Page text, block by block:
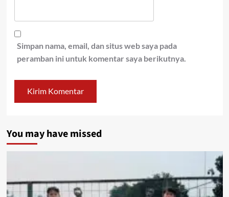
Simpan nama, email, dan situs web saya pada
peramban ini untuk komentar saya berikutnya.
You may have missed